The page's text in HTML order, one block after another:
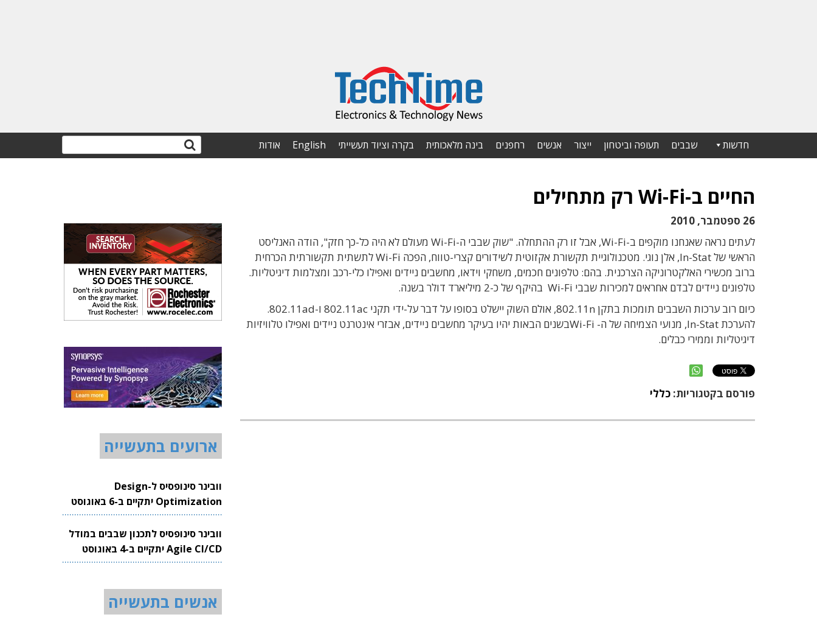
חדשות שבבים תעופה וביטחון ייצור אנשים רחפנים בינה מלאכותית בקרה וציוד תעשייתי English אודות
החיים ב-Wi-Fi רק מתחילים
26 ספטמבר, 2010
לעתים נראה שאנחנו מוקפים ב-Wi-Fi, אבל זו רק ההתחלה. "שוק שבבי ה-Wi-Fi מעולם לא היה כל-כך חזק", הודה האנליסט
הראשי של In-Stat, אלן נוגי. מטכנולוגיית תקשורת אקזוטית לשידורים קצרי-טווח, הפכה Wi-Fi לתשתית תקשורתית הכרחית
ברוב מכשירי האלקטרוניקה הצרכנית. בהם: טלפונים חכמים, משחקי וידאו, מחשבים ניידים ואפילו כלי-רכב ומצלמות דיגיטליות.
טלפונים ניידים לבדם אחראים למכירות שבבי Wi-Fi בהיקף של כ-2 מיליארד דולר בשנה.
כיום רוב ערכות השבבים תומכות בתקן 802.11n, אולם השוק יישלט בסופו על דבר על-ידי תקני 802.11ac ו-802.11ad.
להערכת In-Stat, מנועי הצמיחה של ה- Wi-Fiבשנים הבאות יהיו בעיקר מחשבים ניידים, אבזרי אינטרנט ניידים ואפילו טלוויזיות
דיגיטליות וממירי כבלים.
פורסם בקטגוריות: כללי
ארועים בתעשייה
וובינר סינופסיס ל-Design
Optimization יתקיים ב-6 באוגוסט
2026
וובינר סינופסיס לתכנון שבבים במודל
Agile CI/CD יתקיים ב-4 באוגוסט
2026
אנשים בתעשייה